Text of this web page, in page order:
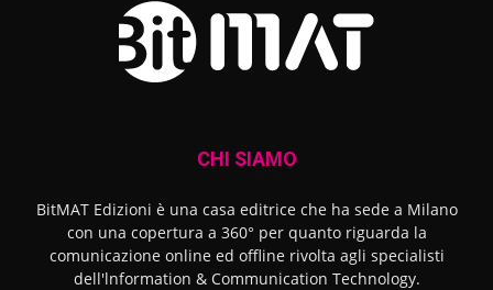
CHI SIAMO
BitMAT Edizioni è una casa editrice che ha sede a Milano
con una copertura a 360° per quanto riguarda la
comunicazione online ed offline rivolta agli specialisti
dell'lnformation & Communication Technology.